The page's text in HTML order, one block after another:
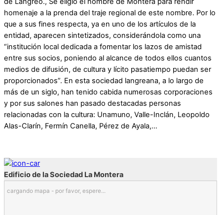
homenaje a la prenda del traje regional de este nombre. Por lo
que a sus fines respecta, ya en uno de los artículos de la
entidad, aparecen sintetizados, considerándola como una
“institución local dedicada a fomentar los lazos de amistad
entre sus socios, poniendo al alcance de todos ellos cuantos
medios de difusión, de cultura y lícito pasatiempo puedan ser
proporcionados”. En esta sociedad langreana, a lo largo de
más de un siglo, han tenido cabida numerosas corporaciones
y por sus salones han pasado destacadas personas
relacionadas con la cultura: Unamuno, Valle-Inclán, Leopoldo
Alas-Clarín, Fermín Canella, Pérez de Ayala,…
Edificio de la Sociedad La Montera
cargando mapa - por favor, espere...